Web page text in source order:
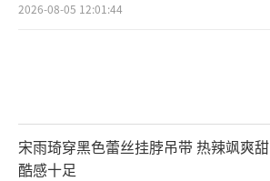
2026-08-05 12:01:44
宋雨琦穿黑色蕾丝挂脖吊带 热辣飒爽甜
酷感十足